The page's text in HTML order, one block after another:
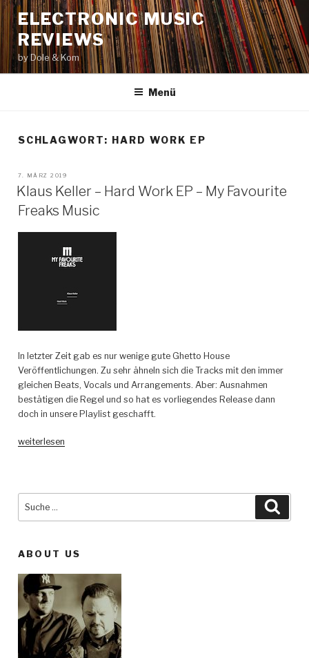
Zum
Inhalt
springen
ELECTRONIC MUSIC
REVIEWS
by Dole & Kom
Menü
SCHLAGWORT: HARD WORK EP
VERÖFFENTLICHT
7. MÄRZ 2019
Klaus Keller – Hard Work EP – My Favourite
Freaks Music
In letzter Zeit gab es nur wenige gute Ghetto House
Veröffentlichungen. Zu sehr ähneln sich die Tracks mit den immer
gleichen Beats, Vocals und Arrangements. Aber: Ausnahmen
bestätigen die Regel und so hat es vorliegendes Release dann
doch in unsere Playlist geschafft.
„Klaus
Favourite
Freaks
Music“
weiterlesen
ABOUT US